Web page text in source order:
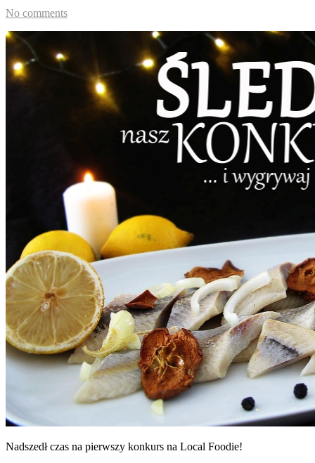
No comments
Nadszedł czas na pierwszy konkurs na Local Foodie!